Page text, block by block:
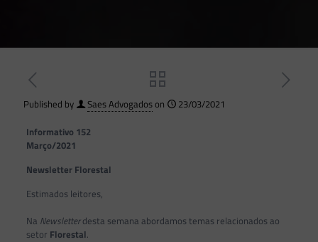
Published by Saes Advogadoson
23/03/2021
Informativo 152
Março/2021
Newsletter Florestal
Estimados leitores,
Na Newsletterdesta semana abordamos temas relacionados ao
setor Florestal.